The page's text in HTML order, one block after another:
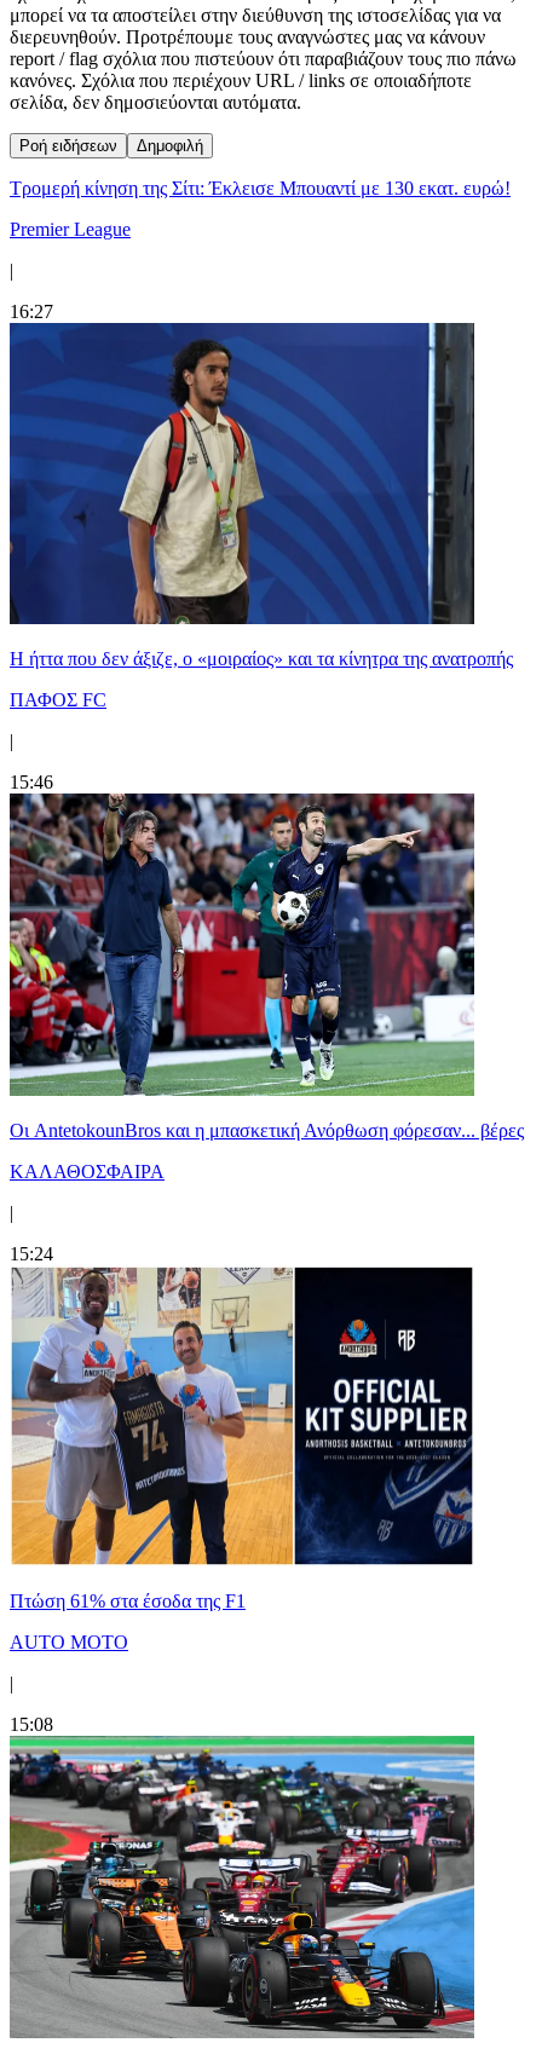
μπορεί να τα αποστείλει στην διεύθυνση της ιστοσελίδας για να
διερευνηθούν. Προτρέπουμε τους αναγνώστες μας να κάνουν
report / flag σχόλια που πιστεύουν ότι παραβιάζουν τους πιο πάνω
κανόνες. Σχόλια που περιέχουν URL / links σε οποιαδήποτε
σελίδα, δεν δημοσιεύονται αυτόματα.
Ροή ειδήσεων Δημοφιλή
Τρομερή κίνηση της Σίτι: Έκλεισε Μπουαντί με 130 εκατ. ευρώ!
Premier League
|
16:27
Η ήττα που δεν άξιζε, ο «μοιραίος» και τα κίνητρα της ανατροπής
ΠΑΦΟΣ FC
|
15:46
Oι AntetokounBros και η μπασκετική Ανόρθωση φόρεσαν... βέρες
ΚΑΛΑΘΟΣΦΑΙΡΑ
|
15:24
Πτώση 61% στα έσοδα της F1
AUTO MOTO
|
15:08